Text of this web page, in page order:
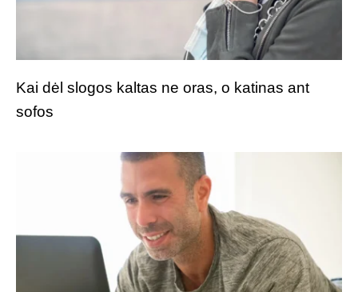
Kai dėl slogos kaltas ne oras, o katinas ant
sofos